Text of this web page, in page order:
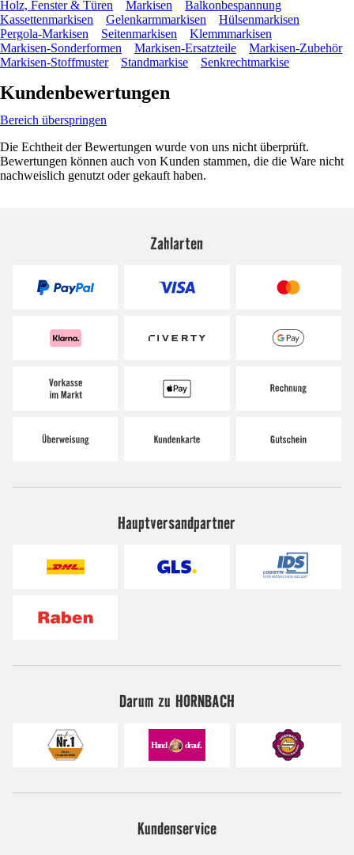
Holz, Fenster & Türen Markisen
Balkonbespannung
Kassettenmarkisen
Gelenkarmmarkisen
Hülsenmarkisen
Pergola-Markisen
Seitenmarkisen
Klemmmarkisen
Markisen-Sonderformen
Markisen-Ersatzteile
Markisen-Zubehör
Markisen-Stoffmuster
Standmarkise Senkrechtmarkise
Kundenbewertungen
Bereich überspringen
Die Echtheit der Bewertungen wurde von uns nicht überprüft.
Bewertungen können auch von Kunden stammen, die die Ware nicht
nachweislich genutzt oder gekauft haben.
Zahlarten
Hauptversandpartner
Darum zu HORNBACH
Kundenservice